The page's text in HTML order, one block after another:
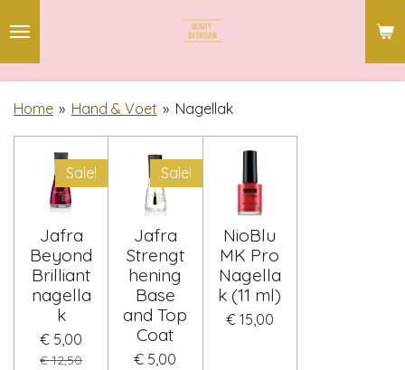
hoofdinhoud
Home » Hand & Voet » Nagellak
Sale!
Jafra
Beyond
Brilliant
nagella
k
€ 5,00
€ 12,50
Sale!
Jafra
Strengt
hening
Base
and Top
Coat
€ 5,00
NioBlu
MK Pro
Nagella
k (11 ml)
€ 15,00